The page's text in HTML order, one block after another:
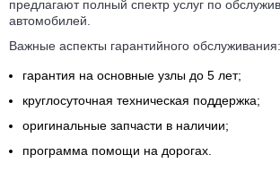
предлагают полный спектр услуг по
автомобилей.
Важные аспекты гарантийного обслуживания:
гарантия на основные узлы до 5 лет;
круглосуточная техническая поддержка;
оригинальные запчасти в наличии;
программа помощи на дорогах.